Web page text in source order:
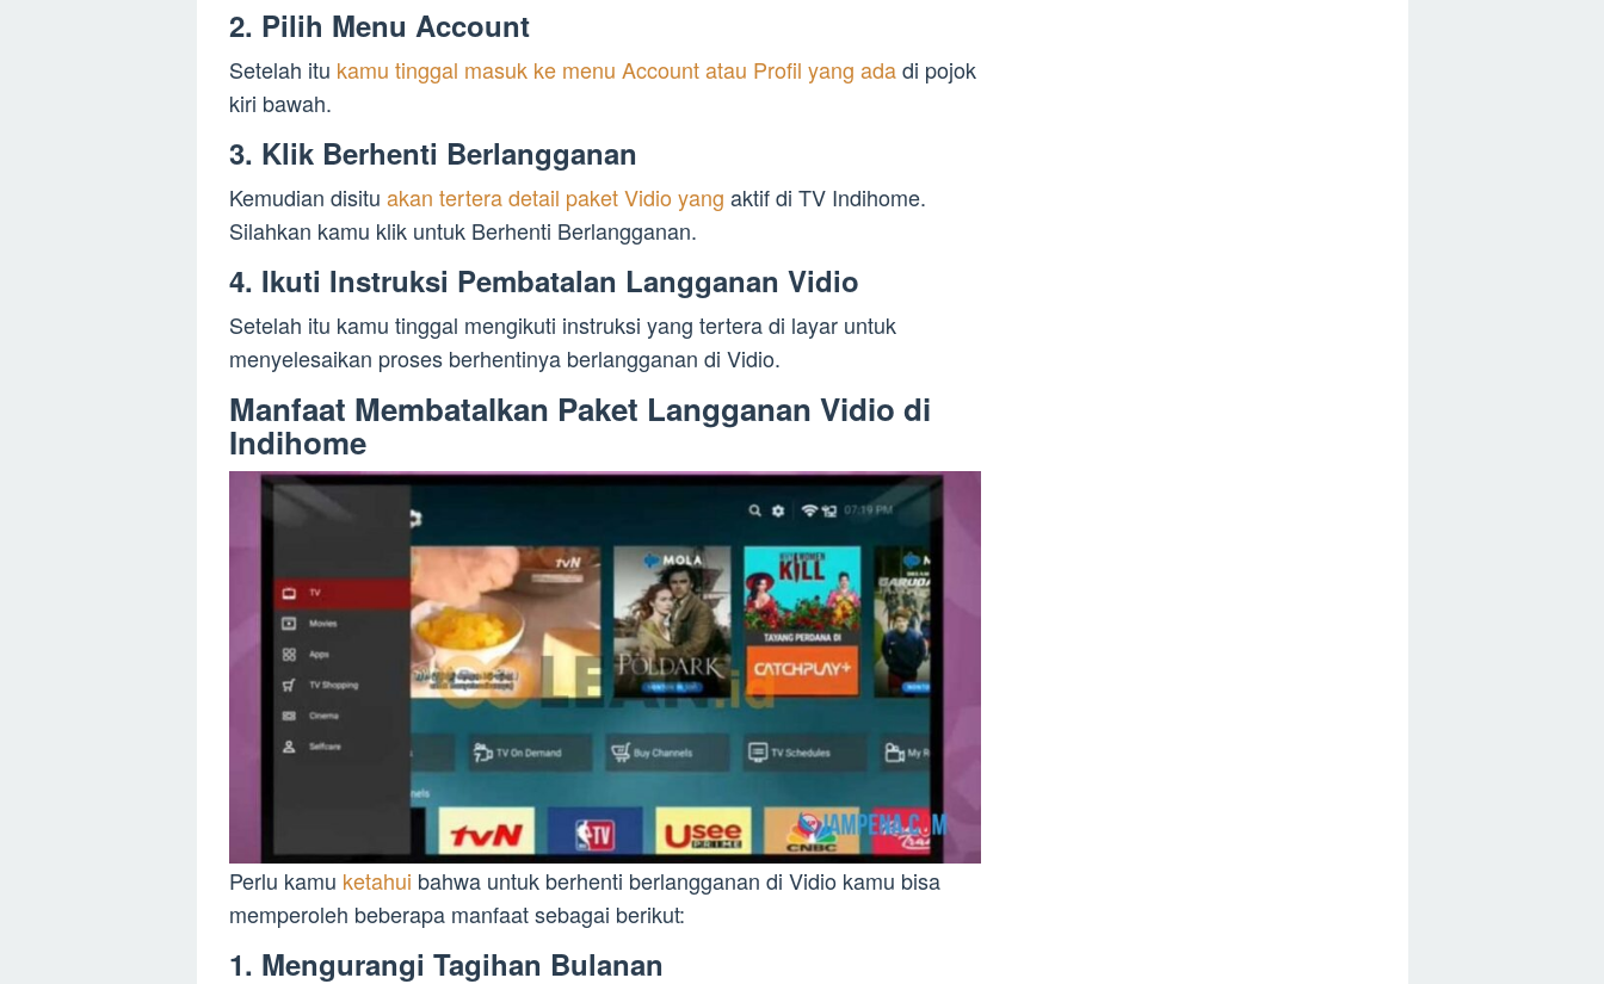
2. Pilih Menu Account
Setelah itu kamu tinggal masuk ke menu Account atau Profil yang adadi pojok
kiri bawah.
3. Klik Berhenti Berlangganan
Kemudian disitu akan tertera detail paket Vidio yang aktif di TV Indihome.
Silahkan kamu klik untuk Berhenti Berlangganan.
4. Ikuti Instruksi Pembatalan Langganan Vidio
Setelah itu kamu tinggal mengikuti instruksi yang tertera di layar untuk
menyelesaikan proses berhentinya berlangganan di Vidio.
Manfaat Membatalkan Paket Langganan Vidio di
Indihome
Perlu kamu ketahui bahwa untuk berhenti berlangganan di Vidio kamu bisa
memperoleh beberapa manfaat sebagai berikut:
1. Mengurangi Tagihan Bulanan